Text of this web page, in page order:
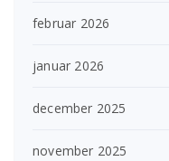
februar 2026
januar 2026
december 2025
november 2025